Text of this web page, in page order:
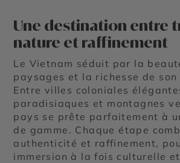
Une destination entre
nature et raffinement
Le Vietnam séduit par la
paysages et la richesse de
Entre villes coloniales
paradisiaques et montagnes
pays se prête parfaitement à
de gamme. Chaque étape
authenticité et raffinement,
immersion à la fois culturelle